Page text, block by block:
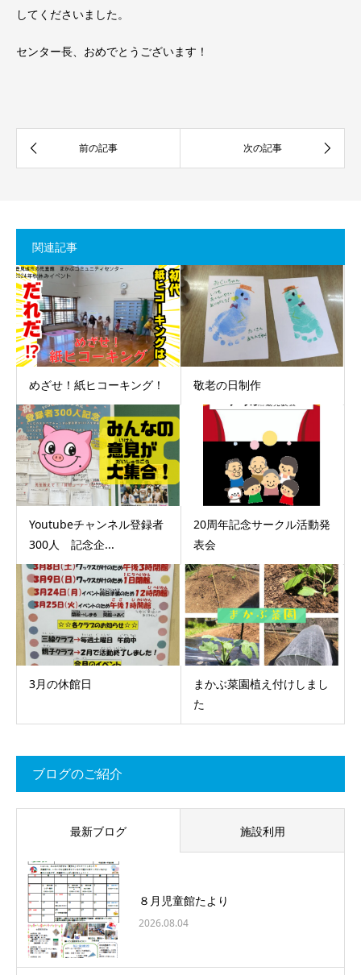
してくださいました。
センター長、おめでとうございます！
関連記事
めざせ！紙ヒコーキング！ 敬老の日制作
Youtubeチャンネル登録者
300人 記念企...
20周年記念サークル活動発
表会
3月の休館日
まかぶ菜園植え付けしまし
た
ブログのご紹介
最新ブログ 施設利用
８月児童館たより
2026.08.04